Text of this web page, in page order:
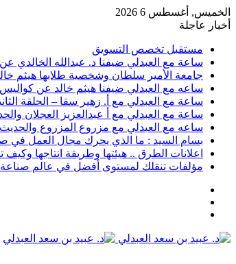
الخميس, أغسطس 6 2026
أخبار عاجلة
مستقبل تخصص التسويق
ساعة مع العبدلي ضيفنا د. عبدالله الخالدي
جامعة الأمير سلطان وشخصية طلابها هيثم
ساعه مع العبدلي ضيفنا هيثم خالد عن كواليس
ساعة مع العبدلي مع أ. زهير سقا – الحلقة
ساعة مع العبدلي مع أ عبدالعزيز العجلان والحديث قصة السجل رقم 6
ساعه مع العبدلي مع مزروع المزروع
بسام السيد : ما الذي يحرك مجال العمل في
اعلانات الطرق .. هيئتها وطريقة انتاجها وكيف
مؤلفات تنقلك لمستوى أفضل في عالم صناعة
القائمة